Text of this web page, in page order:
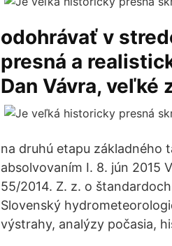
odohrávať v
presná a
Dan Vávra, veľké
na druhú etapu základného
absolvovaním I. 8. jún 2015
55/2014. Z. z. o
Slovenský
výstrahy, analýzy počasia,